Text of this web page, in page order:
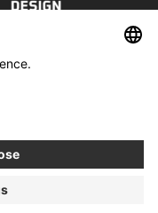
52, zarejestrowana
Krajowego
REGON
100 000,00 zł.